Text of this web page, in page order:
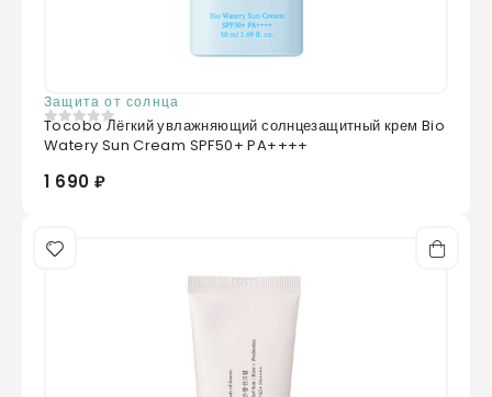
Защита от солнца
0 из 5
Tocobo Лёгкий увлажняющий солнцезащитный крем Bio
Watery Sun Cream SPF50+ PA++++
1 690 ₽